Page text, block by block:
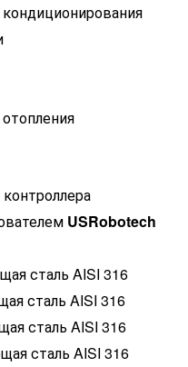
USRobotech
сталь AISI 316
сталь AISI 316
сталь AISI 316
сталь AISI 316